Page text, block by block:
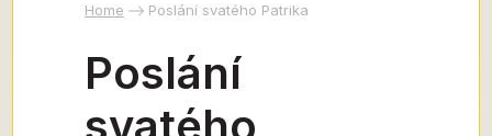
Home Poslání svatého Patrika
Poslání